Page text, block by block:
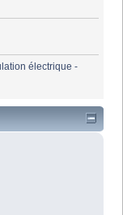
électrique -